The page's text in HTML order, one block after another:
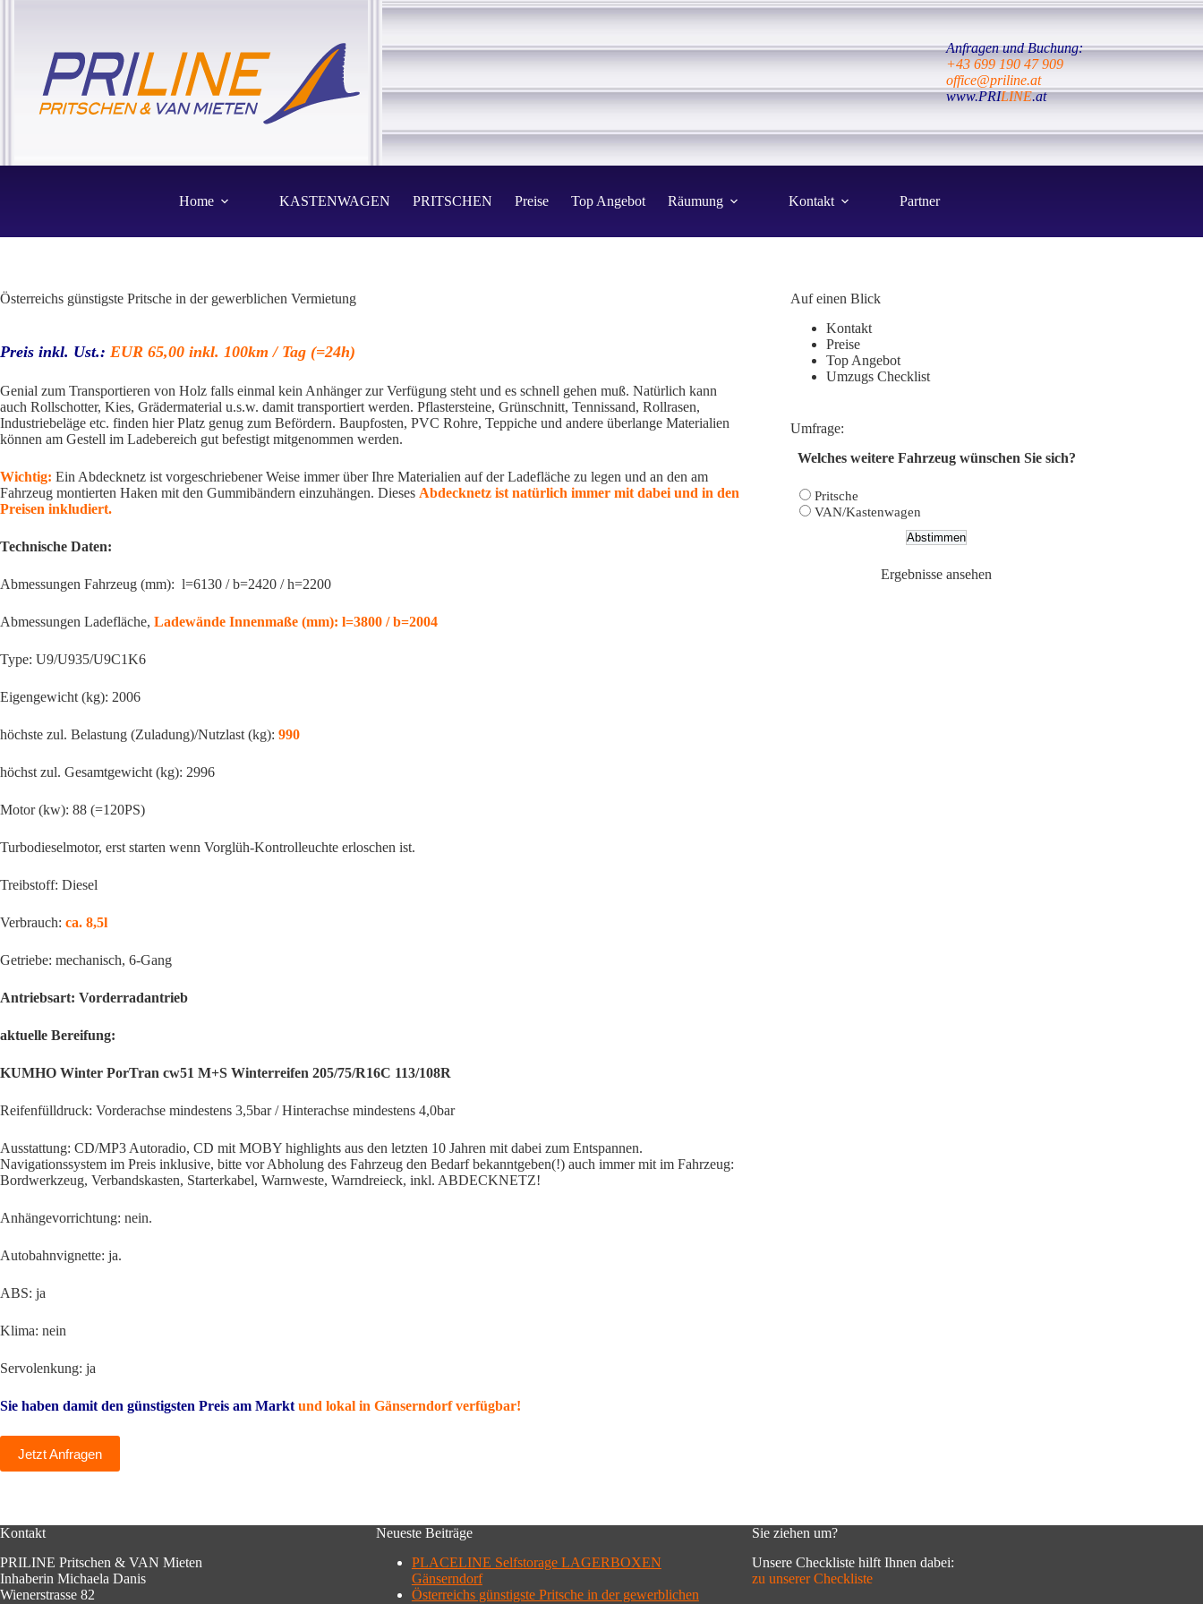
Anfragen und Buchung:
+43 699 190 47 909
office@priline.at
www.PRILINE.at
Home KASTENWAGEN PRITSCHEN Preise Top Angebot Räumung Kontakt Partner
Österreichs günstigste Pritsche in der gewerblichen Vermietung
Preis inkl. Ust.: EUR 65,00 inkl. 100km / Tag (=24h)
Genial zum Transportieren von Holz falls einmal kein Anhänger zur Verfügung steht und es schnell gehen muß. Natürlich kann
auch Rollschotter, Kies, Grädermaterial u.s.w. damit transportiert werden. Pflastersteine, Grünschnitt, Tennissand, Rollrasen,
Industriebeläge etc. finden hier Platz genug zum Befördern. Baupfosten, PVC Rohre, Teppiche und andere überlange Materialien
können am Gestell im Ladebereich gut befestigt mitgenommen werden.
Wichtig: Ein Abdecknetz ist vorgeschriebener Weise immer über Ihre Materialien auf der Ladefläche zu legen und an den am
Fahrzeug montierten Haken mit den Gummibändern einzuhängen. Dieses Abdecknetz ist natürlich immer mit dabei und in den
Preisen inkludiert.
Technische Daten:
Abmessungen Fahrzeug (mm): l=6130 / b=2420 / h=2200
Abmessungen Ladefläche, Ladewände Innenmaße (mm): l=3800 / b=2004
Type: U9/U935/U9C1K6
Eigengewicht (kg): 2006
höchste zul. Belastung (Zuladung)/Nutzlast (kg): 990
höchst zul. Gesamtgewicht (kg): 2996
Motor (kw): 88 (=120PS)
Turbodieselmotor, erst starten wenn Vorglüh-Kontrolleuchte erloschen ist.
Treibstoff: Diesel
Verbrauch: ca. 8,5l
Getriebe: mechanisch, 6-Gang
Antriebsart: Vorderradantrieb
aktuelle Bereifung:
KUMHO Winter PorTran cw51 M+S Winterreifen 205/75/R16C 113/108R
Reifenfülldruck: Vorderachse mindestens 3,5bar / Hinterachse mindestens 4,0bar
Ausstattung: CD/MP3 Autoradio, CD mit MOBY highlights aus den letzten 10 Jahren mit dabei zum Entspannen.
Navigationssystem im Preis inklusive, bitte vor Abholung des Fahrzeug den Bedarf bekanntgeben(!) auch immer mit im Fahrzeug:
Bordwerkzeug, Verbandskasten, Starterkabel, Warnweste, Warndreieck, inkl. ABDECKNETZ!
Anhängevorrichtung: nein.
Autobahnvignette: ja.
ABS: ja
Klima: nein
Servolenkung: ja
Sie haben damit den günstigsten Preis am Markt und lokal in Gänserndorf verfügbar!
Jetzt Anfragen
Auf einen Blick
Kontakt
Preise
Top Angebot
Umzugs Checklist
Umfrage:
Welches weitere Fahrzeug wünschen Sie sich?
Pritsche
VAN/Kastenwagen
Ergebnisse ansehen
Kontakt
PRILINE Pritschen & VAN Mieten
Inhaberin Michaela Danis
Wienerstrasse 82
Neueste Beiträge
PLACELINE Selfstorage LAGERBOXEN
Gänserndorf
Österreichs günstigste Pritsche in der gewerblichen
Sie ziehen um?
Unsere Checkliste hilft Ihnen dabei:
zu unserer Checkliste